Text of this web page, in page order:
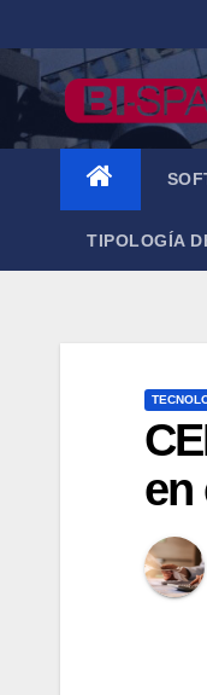
al
contenido
TIPOLOGÍA
en